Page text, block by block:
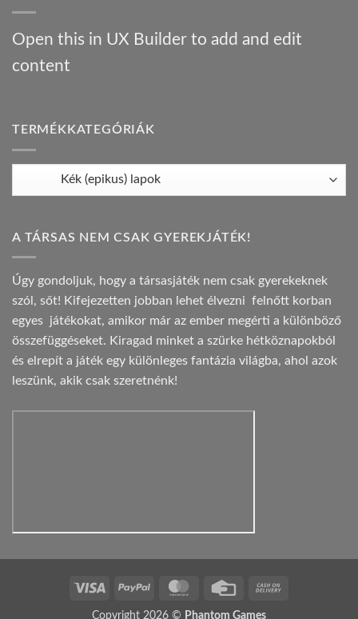
Open this in UX Builder to add and edit
content
TERMÉKKATEGÓRIÁK
A TÁRSAS NEM CSAK GYEREKJÁTÉK!
Úgy gondoljuk, hogy a társasjáték nem csak gyerekeknek
szól, sőt! Kifejezetten jobban lehet élvezni felnőtt korban
egyes játékokat, amikor már az ember megérti a különböző
összefüggéseket. Kiragad minket a szürke hétköznapokból
és elrepít a játék egy különleges fantázia világba, ahol azok
leszünk, akik csak szeretnénk!
Visa PayPal MasterCardCredit
Copyright 2026 © Phantom Games